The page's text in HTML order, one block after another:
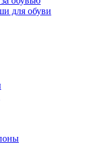
для обуви